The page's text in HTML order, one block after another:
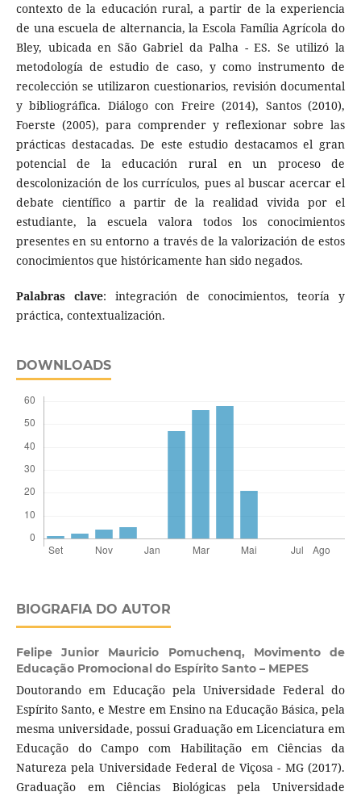
contexto de la educación rural, a partir de la experiencia
de una escuela de alternancia, la Escola Família Agrícola do
Bley, ubicada en São Gabriel da Palha - ES. Se utilizó la
metodología de estudio de caso, y como instrumento de
recolección se utilizaron cuestionarios, revisión documental
y bibliográfica. Diálogo con Freire (2014), Santos (2010),
Foerste (2005), para comprender y reflexionar sobre las
prácticas destacadas. De este estudio destacamos el gran
potencial de la educación rural en un proceso de
descolonización de los currículos, pues al buscar acercar el
debate científico a partir de la realidad vivida por el
estudiante, la escuela valora todos los conocimientos
presentes en su entorno a través de la valorización de estos
conocimientos que históricamente han sido negados.
Palabras clave: integración de conocimientos, teoría y
práctica, contextualización.
DOWNLOADS
BIOGRAFIA DO AUTOR
Felipe Junior Mauricio Pomuchenq, Movimento de
Educação Promocional do Espírito Santo – MEPES
Doutorando em Educação pela Universidade Federal do
Espírito Santo, e Mestre em Ensino na Educação Básica, pela
mesma universidade, possui Graduação em Licenciatura em
Educação do Campo com Habilitação em Ciências da
Natureza pela Universidade Federal de Viçosa - MG (2017).
Graduação em Ciências Biológicas pela Universidade